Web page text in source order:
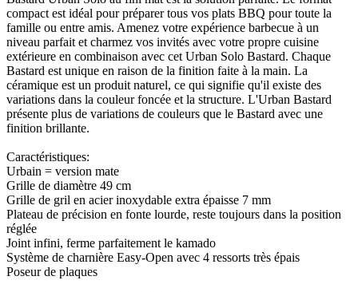
compact est idéal pour préparer tous vos plats BBQ pour toute la
famille ou entre amis. Amenez votre expérience barbecue à un
niveau parfait et charmez vos invités avec votre propre cuisine
extérieure en combinaison avec cet Urban Solo Bastard. Chaque
Bastard est unique en raison de la finition faite à la main. La
céramique est un produit naturel, ce qui signifie qu'il existe des
variations dans la couleur foncée et la structure. L'Urban Bastard
présente plus de variations de couleurs que le Bastard avec une
finition brillante.
Caractéristiques:
Urbain = version mate
Grille de diamètre 49 cm
Grille de gril en acier inoxydable extra épaisse 7 mm
Plateau de précision en fonte lourde, reste toujours dans la position
réglée
Joint infini, ferme parfaitement le kamado
Système de charnière Easy-Open avec 4 ressorts très épais
Poseur de plaques